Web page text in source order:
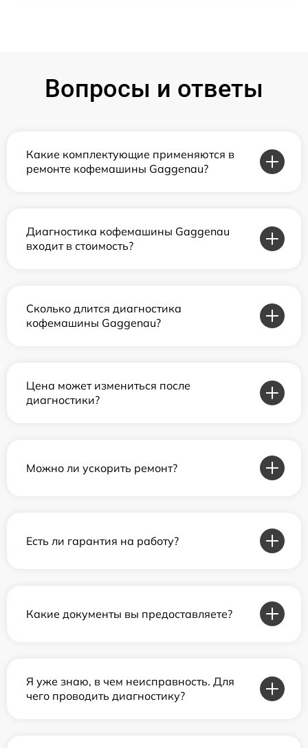
Вопросы и ответы
Какие комплектующие применяются в
ремонте кофемашины Gaggenau?
Диагностика кофемашины Gaggenau
входит в стоимость?
Сколько длится диагностика
кофемашины Gaggenau?
Цена может измениться после
диагностики?
Можно ли ускорить ремонт?
Есть ли гарантия на работу?
Какие документы вы предоставляете?
Я уже знаю, в чем неисправность. Для
чего проводить диагностику?